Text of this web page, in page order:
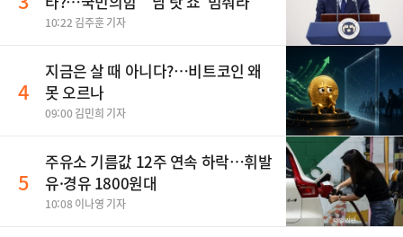
10:22 김주훈 기자
4
지금은 살 때 아니다?…비트코인 왜
못 오르나
09:00 김민희 기자
5
주유소 기름값 12주 연속 하락…휘발
유·경유 1800원대
10:08 이나영 기자